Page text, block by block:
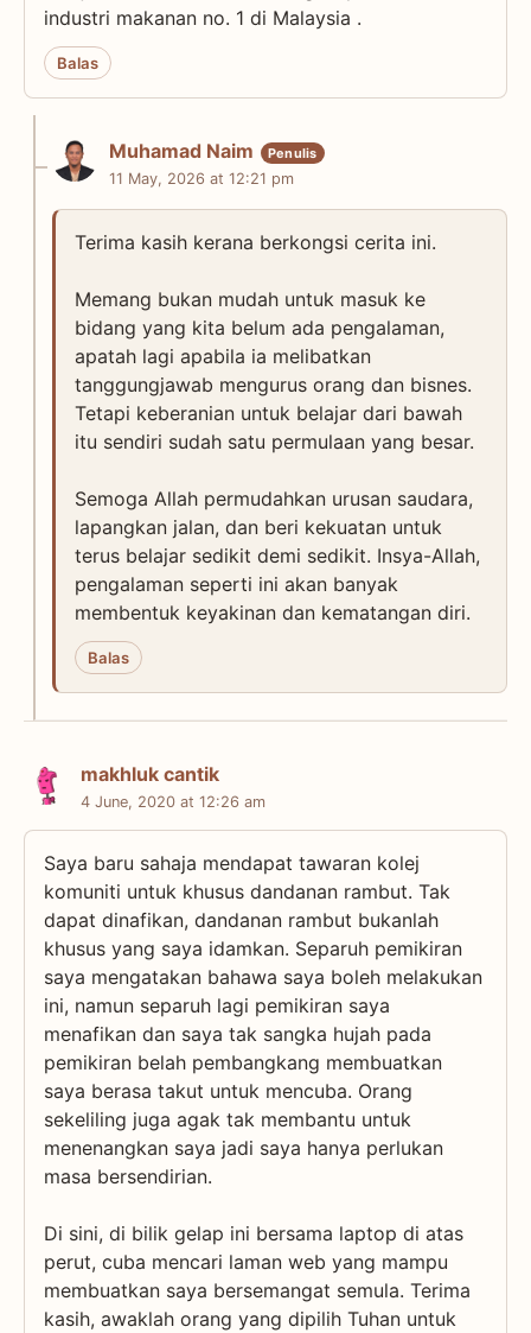
industri makanan no. 1 di Malaysia .
Balas
Muhamad Naim
11 May, 2026 at 12:21 pm
Terima kasih kerana berkongsi cerita ini.
Memang bukan mudah untuk masuk ke
bidang yang kita belum ada pengalaman,
apatah lagi apabila ia melibatkan
tanggungjawab mengurus orang dan bisnes.
Tetapi keberanian untuk belajar dari bawah
itu sendiri sudah satu permulaan yang besar.
Semoga Allah permudahkan urusan saudara,
lapangkan jalan, dan beri kekuatan untuk
terus belajar sedikit demi sedikit. Insya-Allah,
pengalaman seperti ini akan banyak
membentuk keyakinan dan kematangan diri.
Balas
makhluk cantik
4 June, 2020 at 12:26 am
Saya baru sahaja mendapat tawaran kolej
komuniti untuk khusus dandanan rambut. Tak
dapat dinafikan, dandanan rambut bukanlah
khusus yang saya idamkan. Separuh pemikiran
saya mengatakan bahawa saya boleh melakukan
ini, namun separuh lagi pemikiran saya
menafikan dan saya tak sangka hujah pada
pemikiran belah pembangkang membuatkan
saya berasa takut untuk mencuba. Orang
sekeliling juga agak tak membantu untuk
menenangkan saya jadi saya hanya perlukan
masa bersendirian.
Di sini, di bilik gelap ini bersama laptop di atas
perut, cuba mencari laman web yang mampu
membuatkan saya bersemangat semula. Terima
kasih, awaklah orang yang dipilih Tuhan untuk